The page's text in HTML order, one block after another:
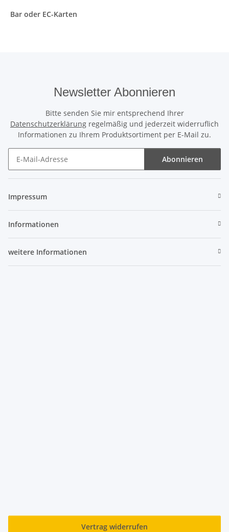
Bar oder EC-Karten
Newsletter Abonnieren
Bitte senden Sie mir entsprechend Ihrer
Datenschutzerklärung regelmäßig und jederzeit widerruflich
Informationen zu Ihrem Produktsortiment per E-Mail zu.
Abonnieren
Impressum
Informationen
weitere Informationen
Vertrag widerrufen